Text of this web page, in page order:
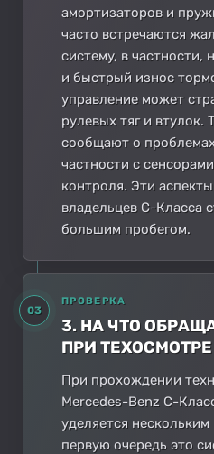
амортизаторов и
часто встречаются
систему, в
и быстрый износ
управление может
рулевых тяг и втулок.
сообщают о
частности с
контроля. Эти
владельцев C-Класса
большим пробегом.
03
ПРОВЕРКА
3. НА ЧТО
ПРИ ТЕХОСМОТРЕ
При прохождении
Mercedes-Benz C-
уделяется
первую очередь это